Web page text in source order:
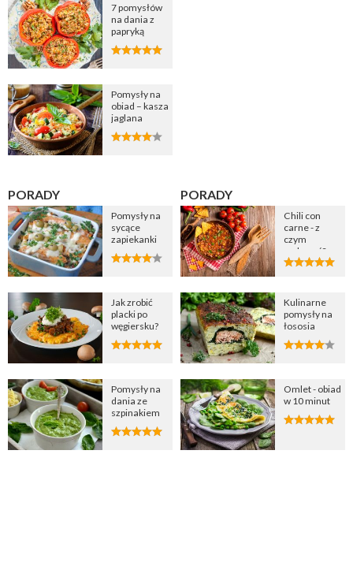
7 pomysłów
na dania z
papryką
Pomysły na
obiad – kasza
jaglana
PORADY
Pomysły na
sycące
zapiekanki
Jak zrobić
placki po
węgiersku?
Pomysły na
dania ze
szpinakiem
PORADY
Chili con
carne - z
czym
podawać?
Kulinarne
pomysły na
łososia
Omlet - obiad
w 10 minut